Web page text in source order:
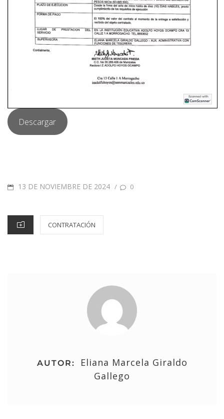
Descargar
13 DE NOVIEMBRE DE 2024 / 0
CONTRATACIÓN
AUTOR:
Eliana Marcela Giraldo
Gallego